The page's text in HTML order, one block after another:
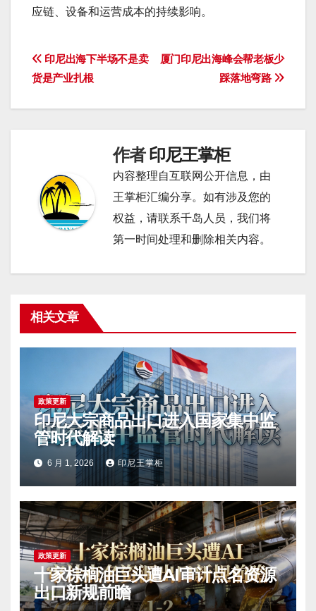
应链、设备和运营成本的持续影响。
文
章
厦门印尼出海峰会帮老板少
踩落地弯路
印尼出海下半场不是卖
货是产业扎根
作者印尼王掌柜
内容整理自互联网公开信息，由
王掌柜汇编分享。如有涉及您的
权益，请联系千岛人员，我们将
第一时间处理和删除相关内容。
相关文章
政策更新
印尼大宗商品出口进入国家集中监
管时代解读
6 月 1, 2026 印尼王掌柜
政策更新
十家棕榈油巨头遭AI审计点名资源
出口新规前瞻